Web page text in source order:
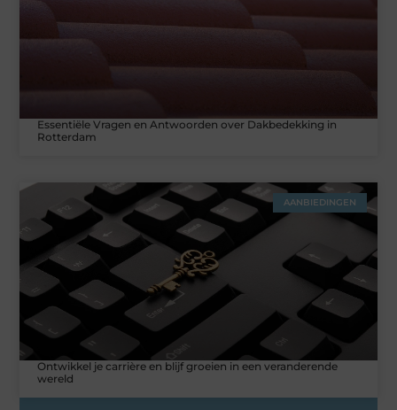
Essentiële Vragen en Antwoorden over Dakbedekking in
Rotterdam
AANBIEDINGEN
Ontwikkel je carrière en blijf groeien in een veranderende
wereld